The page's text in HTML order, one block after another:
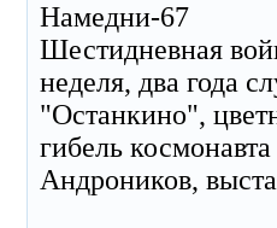
Намедни-67
Шестидневная
неделя, два года
"Останкино",
гибель
Андроников,